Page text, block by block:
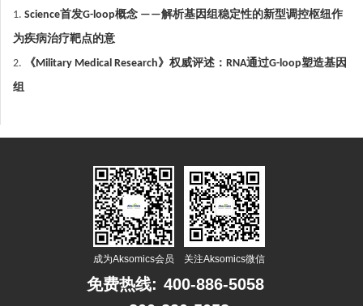
1. Science首发G-loop概念 ——解析基因组稳定性的新型调控枢纽作
为疾病治疗靶点的意
2.
《Military Medical Research》权威评述：RNA通过G-loop塑造基因
组
成为Aksomics会员 关注Aksomics微信
免费热线: 400-886-5058